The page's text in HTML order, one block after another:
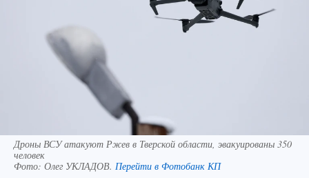
Дроны ВСУ атакуют Ржев в Тверской области, эвакуированы 350
человек
Фото: Олег УКЛАДОВ. Перейти в Фотобанк КП